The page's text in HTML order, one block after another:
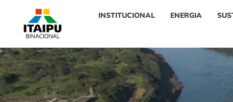
INSTITUCIONAL ENERGIA